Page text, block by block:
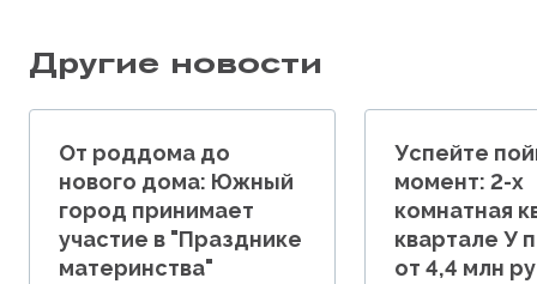
Другие новости
От роддома до
нового дома: Южный
город принимает
участие в "Празднике
материнства"
Успейте
момент: 2-х
комнатная
квартале У
от 4,4 млн